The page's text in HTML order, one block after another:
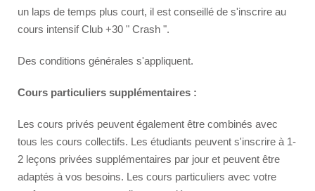
Argento 4*
Valentina 3*
Plaza 3*
Prix et Dates
Forfaits 2026
Malta
Événements 2026
un laps de temps plus court, il est conseillé de s'inscrire au
cours intensif Club +30 " Crash ".
Des conditions générales s'appliquent.
Cours particuliers supplémentaires :
Les cours privés peuvent également être combinés avec
tous les cours collectifs. Les étudiants peuvent s'inscrire à 1-
2 leçons privées supplémentaires par jour et peuvent être
adaptés à vos besoins. Les cours particuliers avec votre